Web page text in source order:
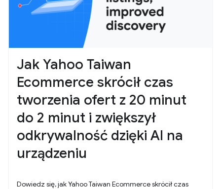
Jak Yahoo Taiwan
Ecommerce skrócił czas
tworzenia ofert z 20 minut
do 2 minut i zwiększył
odkrywalność dzięki AI na
urządzeniu
Dowiedz się, jak Yahoo Taiwan Ecommerce skrócił czas